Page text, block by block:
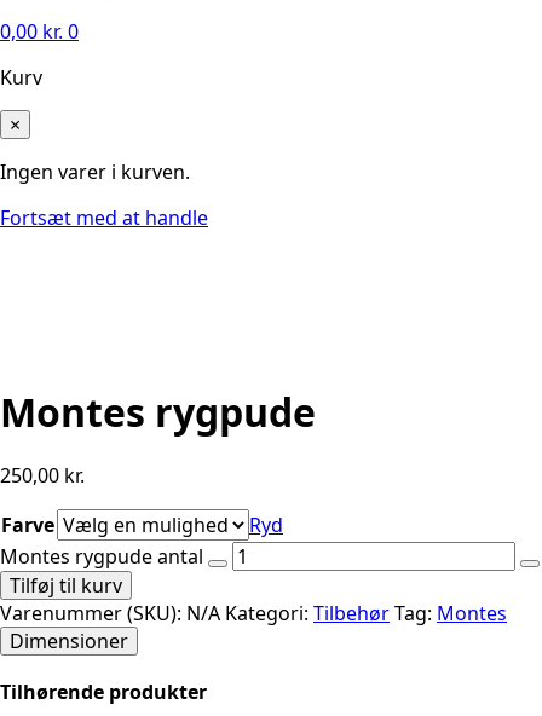
0,00 kr. 0
Kurv
×
Ingen varer i kurven.
Fortsæt med at handle
Montes rygpude
250,00 kr.
Farve
Ryd
Montes rygpude antal
Tilføj til kurv
Varenummer (SKU): N/A Kategori: TilbehørTag: Montes
Dimensioner
Tilhørende produkter